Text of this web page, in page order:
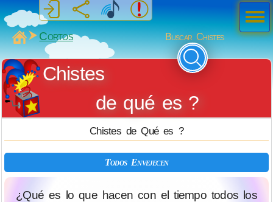
MiSabueso
Cortos Buscar Chistes
Chistes
de qué es ?
Chistes de Qué es ?
Todos Envejecen
¿Qué es lo que hacen con el tiempo todos los
Men
ú